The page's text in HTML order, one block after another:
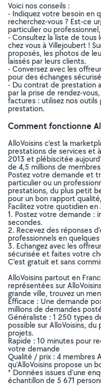
Voici nos conseils :
- Indiquez votre besoin en
recherchez-vous ? Est-ce
particulier ou
- Consultez la liste de tous
chez vous à Villejoubert !
proposés, les photos de
laissés par leurs clients.
- Conversez avec les
pour des échanges
- Du contrat de prestation
par la prise de rendez-
factures : utilisez nos
prestation.
Comment fonctionne
AlloVoisins c’est la
prestations de services et
2013 et plébiscitée
de 4,5 millions de
Postez votre demande et
particulier ou un
prestations, du plus petit
pour un bon rapport
Facilitez votre quotidien en
1. Postez votre demande :
secondes.
2. Recevez des réponses
professionnels en
3. Echangez avec les
sécurisée et faites votre
C’est gratuit et sans
AlloVoisins partout en
représentées sur
grande ville, trouvez un
Efficace : Une demande
millions de demandes
Généraliste : 1 250 types
possible sur AlloVoisins,
projets.
Rapide : 10 minutes pour
votre demande
Qualité / prix : 4 membres
qu’AlloVoisins propose un
* Données issues d’une
échantillon de 5 671